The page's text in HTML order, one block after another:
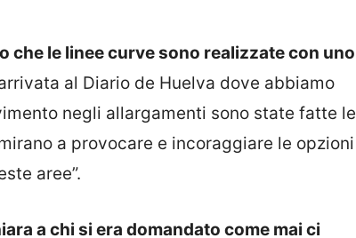
che le linee curve sono realizzate con uno
al Diario de Huelva dove abbiamo
negli allargamenti sono state fatte le
a provocare e incoraggiare le opzioni
aree”.
a chi si era domandato come mai ci